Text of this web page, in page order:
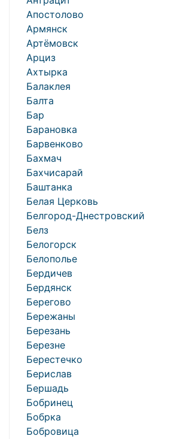
Апостолово
Армянск
Артёмовск
Арциз
Ахтырка
Балаклея
Балта
Бар
Барановка
Барвенково
Бахмач
Бахчисарай
Баштанка
Белая Церковь
Белгород-Днестровский
Белз
Белогорск
Белополье
Бердичев
Бердянск
Берегово
Бережаны
Березань
Березне
Берестечко
Берислав
Бершадь
Бобринец
Бобрка
Бобровица